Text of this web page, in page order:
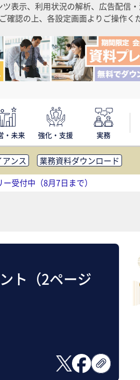
表示、利用状況の解析、広告配信
認の上、各設定画面よりご操作く
・未来 強化・支援 実務
ンス
業務資料ダウンロード
ション活性化
FM・オフィス移転
シング・BPO
調査・レポート
受付中（8月7日まで）
ト（2ページ